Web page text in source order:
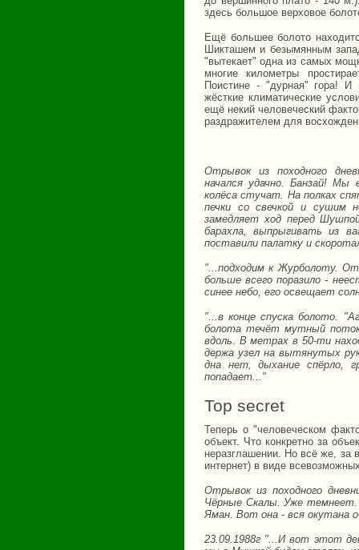
здесь большое верховое
Ещё большее болото
Шикташем и безымянным
"вытекает" одна из самых
многие километры
Поистине - "дурная" гора! И
жёсткие климатические
ещё некий человеческий
раздражителем для
Отрывок из походного
начался удачно. Банзай! Мы
колёса стучат. На полках
печки со свечкой и сушим
замедляет ход перед
барахла, выпрыгивать из
поставили палатку и
"...подходим к Журболоту.
больше всего поразило -
синее небо, его освещает
"...в конце спуска болото.
болота течёт мутный
вдоль. В метрах в 50-ти
держа узел на вытянутых
дна нет, дыхание спёрло,
попадает..."
Top secret
Теперь о "человеческом
объект. Что конкретно за
неразглашении. Но всё же, за
интернет) в виде
Отрывок из походного
Чёрные Скалы. Уже темнеет.
Яман. Вот она - вся окутана
23.09.1988г "...И вот этот